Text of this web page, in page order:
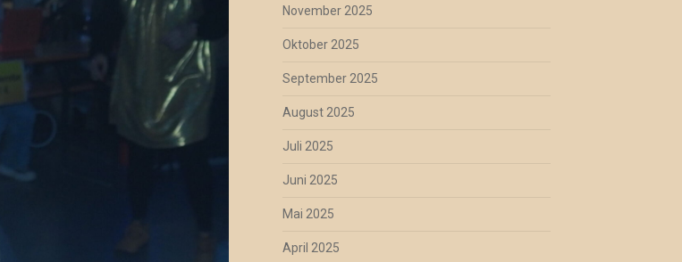
November 2025
Oktober 2025
September 2025
August 2025
Juli 2025
Juni 2025
Mai 2025
April 2025